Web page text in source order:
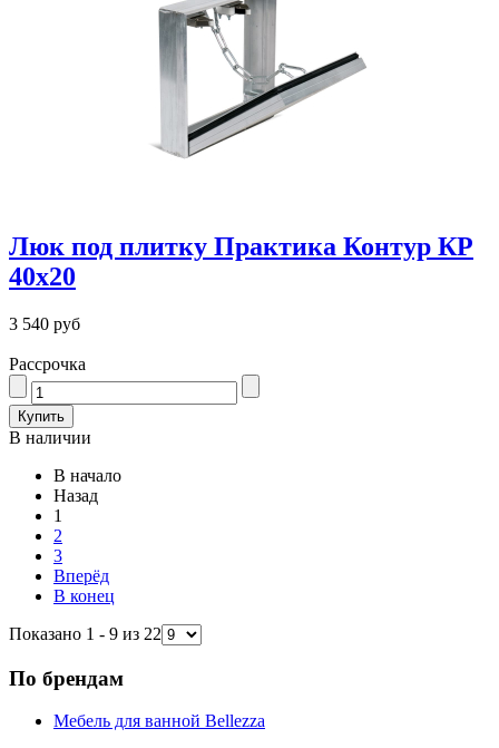
Люк под плитку Практика Контур КР
40х20
3 540 руб
Рассрочка
В наличии
В начало
Назад
1
2
3
Вперёд
В конец
Показано 1 - 9 из 22
По брендам
Мебель для ванной Bellezza